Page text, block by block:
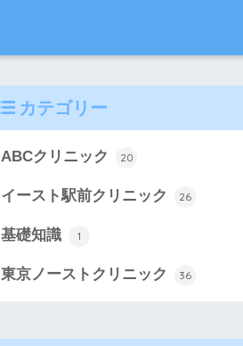
カテゴリー
ABCクリニック 20
イースト駅前クリニック 26
基礎知識 1
東京ノーストクリニック 36